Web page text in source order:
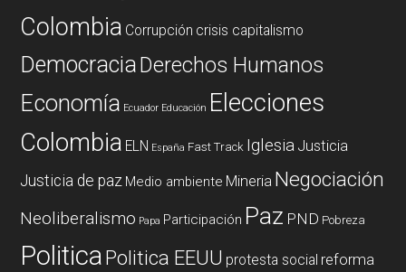
Colombia Corrupción crisis capitalismo
DemocraciaDerechos Humanos
Economía Ecuador Educación Elecciones
Colombia ELN España Fast Track Iglesia Justicia
Justicia de paz Medio ambiente Mineria Negociación
Neoliberalismo Papa Participación Paz PND Pobreza
PoliticaPolitica EEUU protesta social reforma